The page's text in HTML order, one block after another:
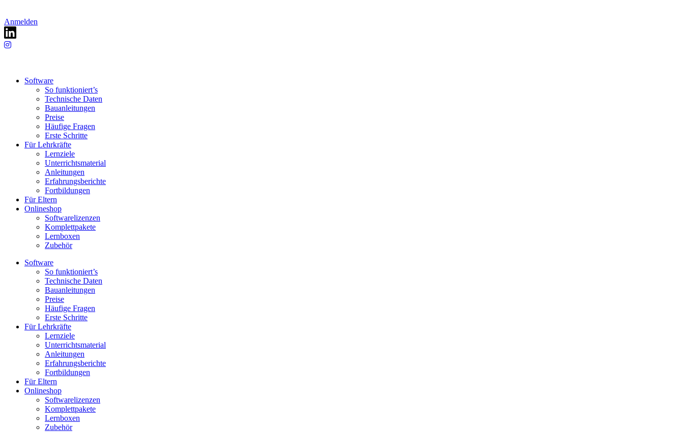
Anmelden
Software
So funktioniert’s
Technische Daten
Bauanleitungen
Preise
Häufige Fragen
Erste Schritte
Für Lehrkräfte
Lernziele
Unterrichtsmaterial
Anleitungen
Erfahrungsberichte
Fortbildungen
Für Eltern
Onlineshop
Softwarelizenzen
Komplettpakete
Lernboxen
Zubehör
Software
So funktioniert’s
Technische Daten
Bauanleitungen
Preise
Häufige Fragen
Erste Schritte
Für Lehrkräfte
Lernziele
Unterrichtsmaterial
Anleitungen
Erfahrungsberichte
Fortbildungen
Für Eltern
Onlineshop
Softwarelizenzen
Komplettpakete
Lernboxen
Zubehör